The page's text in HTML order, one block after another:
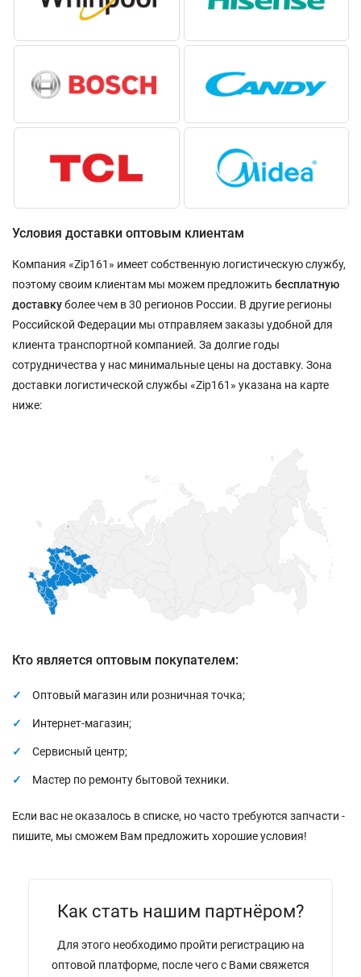
Условия доставки оптовым клиентам
Компания «Zip161» имеет собственную логистическую службу,
поэтому своим клиентам мы можем предложить бесплатную
доставкуболее чем в 30 регионов России. В другие регионы
Российской Федерации мы отправляем заказы удобной для
клиента транспортной компанией. За долгие годы
сотрудничества у нас минимальные цены на доставку. Зона
доставки логистической службы «Zip161» указана на карте
ниже:
Кто является оптовым покупателем:
Оптовый магазин или розничная точка;
Интернет-магазин;
Сервисный центр;
Мастер по ремонту бытовой техники.
Если вас не оказалось в списке, но часто требуются запчасти -
пишите, мы сможем Вам предложить хорошие условия!
Как стать нашим партнёром?
Для этого необходимо пройти регистрацию на
оптовой платформе, после чего с Вами свяжется